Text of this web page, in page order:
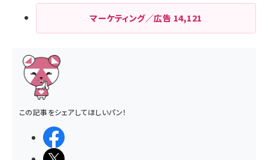
マーケティング／広告 14,121
この記事をシェアしてほしいパン！